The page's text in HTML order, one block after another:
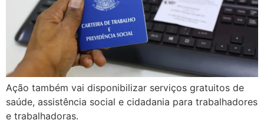
Ação também vai disponibilizar serviços gratuitos de
saúde, assistência social e cidadania para trabalhadores
e trabalhadoras.